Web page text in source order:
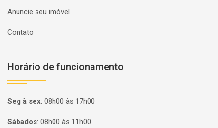
Anuncie seu imóvel
Contato
Horário de funcionamento
Seg à sex: 08h00 às 17h00
Sábados: 08h00 às 11h00